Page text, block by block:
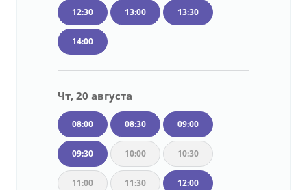
12:30 13:00 13:30
14:00
Чт, 20 августа
08:00 08:30 09:00
09:30 10:00 10:30
11:00 11:30 12:00